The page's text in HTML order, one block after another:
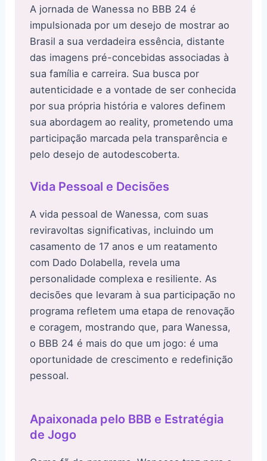
A jornada de Wanessa no BBB 24 é
impulsionada por um desejo de mostrar ao
Brasil a sua verdadeira essência, distante
das imagens pré-concebidas associadas à
sua família e carreira. Sua busca por
autenticidade e a vontade de ser conhecida
por sua própria história e valores definem
sua abordagem ao reality, prometendo uma
participação marcada pela transparência e
pelo desejo de autodescoberta.
Vida Pessoal e Decisões
A vida pessoal de Wanessa, com suas
reviravoltas significativas, incluindo um
casamento de 17 anos e um reatamento
com Dado Dolabella, revela uma
personalidade complexa e resiliente. As
decisões que levaram à sua participação no
programa refletem uma etapa de renovação
e coragem, mostrando que, para Wanessa,
o BBB 24 é mais do que um jogo: é uma
oportunidade de crescimento e redefinição
pessoal.
Apaixonada pelo BBB e Estratégia
de Jogo